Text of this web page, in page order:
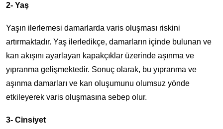
2- Yaş
Yaşın ilerlemesi damarlarda varis oluşması riskini
artırmaktadır. Yaş ilerledikçe, damarların içinde bulunan ve
kan akışını ayarlayan kapakçıklar üzerinde aşınma ve
yıpranma gelişmektedir. Sonuç olarak, bu yıpranma ve
aşınma damarları ve kan oluşumunu olumsuz yönde
etkileyerek varis oluşmasına sebep olur.
3- Cinsiyet